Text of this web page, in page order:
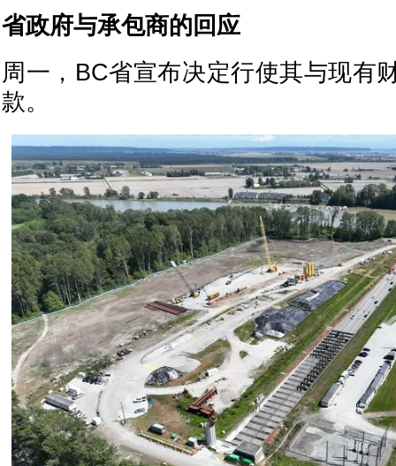
省政府与承包商的回应
周一，BC省宣布决定行使其与现有
款。